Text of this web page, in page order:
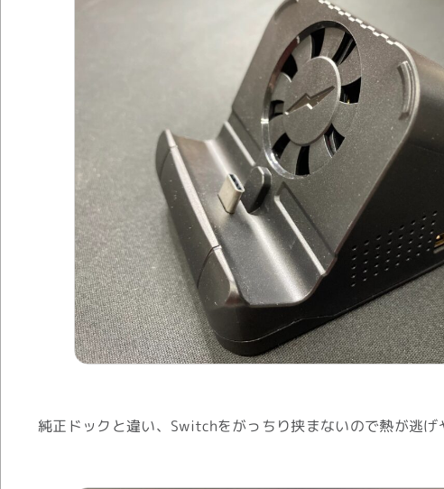
純正ドックと違い、Switchをがっちり挟まないので熱が逃げ